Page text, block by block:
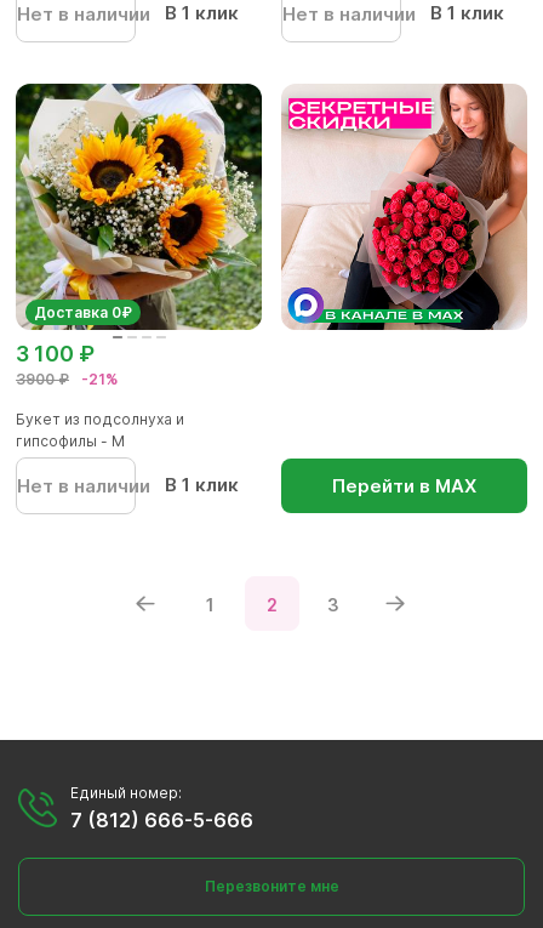
Нет в наличии В 1 клик Нет в наличии В 1 клик
Доставка 0₽
3900 ₽ -21%
3 100 ₽
Букет из подсолнуха и
гипсофилы - М
Нет в наличии В 1 клик Перейти в МАХ
1 2 3
Единый номер:
7 (812) 666-5-666
Перезвоните мне